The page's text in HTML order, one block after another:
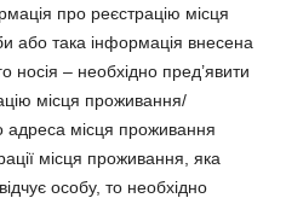
про реєстрацію місця
або така інформація внесена
носія – необхідно пред’явити
місця проживання/
місця проживання
місця проживання, яка
особу, то необхідно